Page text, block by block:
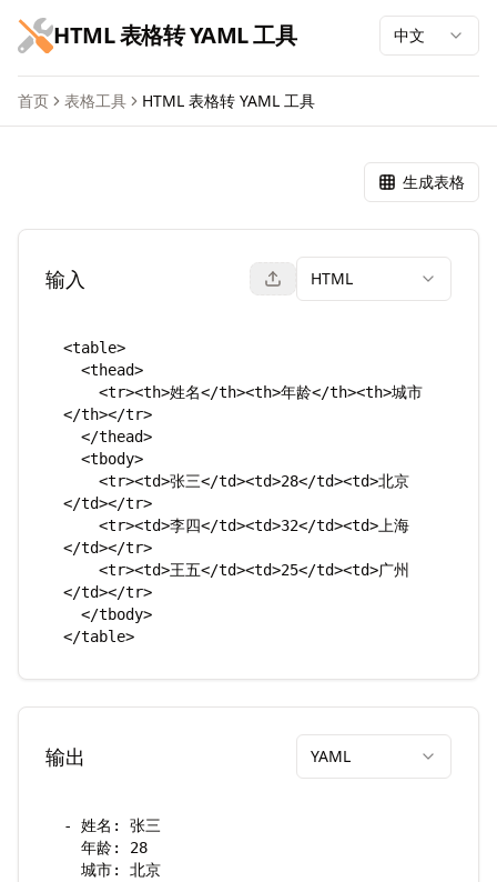
跳到主要内容
HTML 表格转 YAML 工具 中文
首页 表格工具 HTML 表格转 YAML 工具
HTML 表格转 YAML 工具 生成表格
输入 HTML
输出 YAML